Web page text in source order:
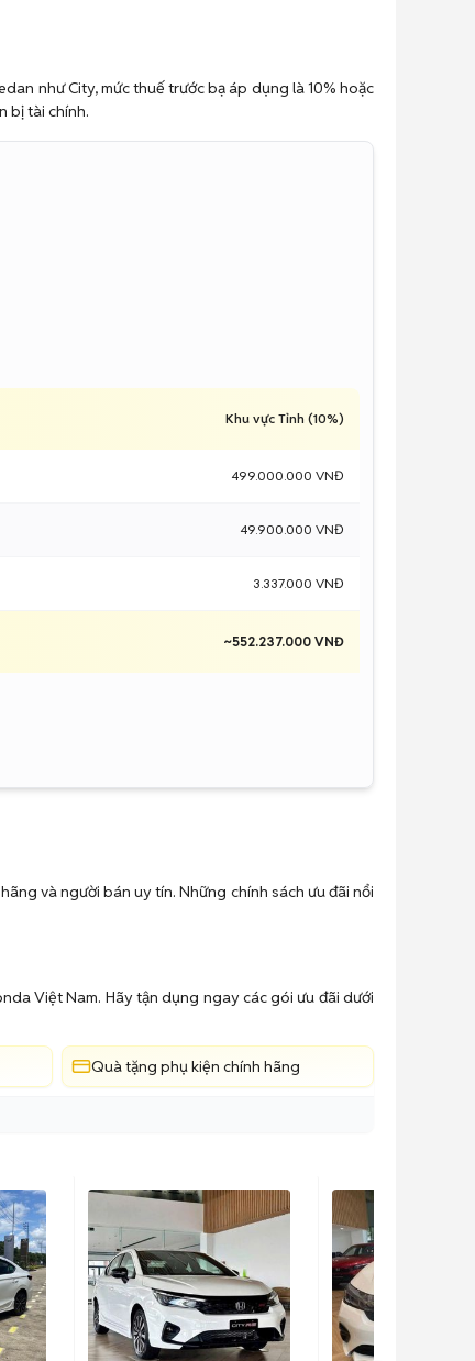
như City, mức thuế trước bạ áp dụng là 10% hoặc
bị tài chính.
Khu vực Tỉnh (10%)
499.000.000 VNĐ
49.900.000 VNĐ
3.337.000 VNĐ
~552.237.000 VNĐ
và người bán uy tín. Những chính sách ưu đãi nổi
Việt Nam. Hãy tận dụng ngay các gói ưu đãi dưới
Quà tặng phụ kiện chính hãng